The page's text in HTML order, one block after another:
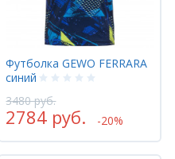
Футболка GEWO FERRARA
синий
3480 руб.
2784 руб. -20%